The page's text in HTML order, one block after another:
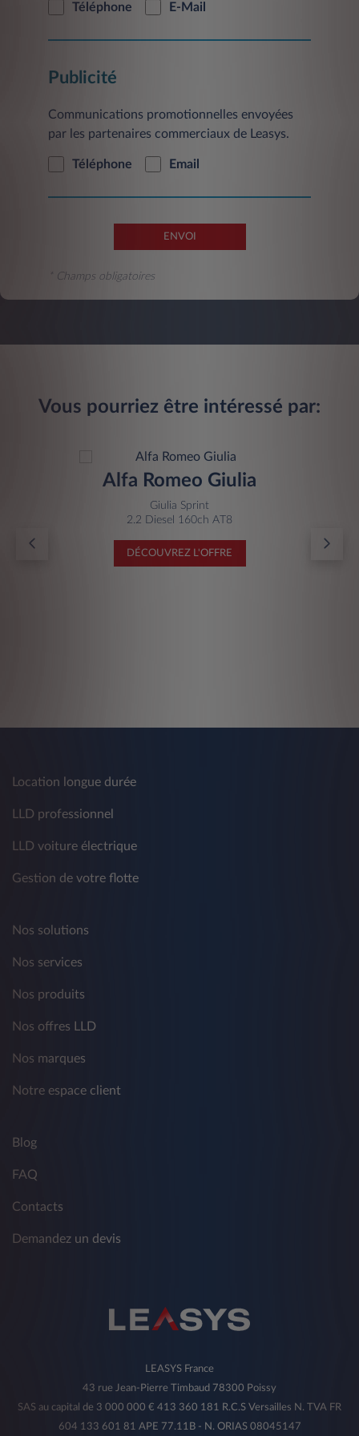
postal à l’adresse suivante: Leasys France-
Téléphone E-Mail
Publicité
Communications promotionnelles envoyées
par les partenaires commerciaux de Leasys.
Téléphone Email
ENVOI
* Champs obligatoires
Vous pourriez être intéressé par:
Alfa Romeo Giulia
Giulia Sprint
2.2 Diesel 160ch AT8
DÉCOUVREZ L'OFFRE
Location longue durée
LLD professionnel
LLD voiture électrique
Gestion de votre flotte
Nos solutions
Nos services
Nos produits
Nos offres LLD
Nos marques
Notre espace client
Blog
FAQ
Contacts
Demandez un devis
LEASYS France
43 rue Jean-Pierre Timbaud 78300 Poissy
SAS au capital de 3 000 000 € 413 360 181 R.C.S Versailles N. TVA FR
604 133 601 81 APE 77.11B - N. ORIAS 08045147